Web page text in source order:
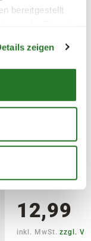
bereitgestellt
zeigen
findest
rot
12,99
inkl. MwSt.zzgl.